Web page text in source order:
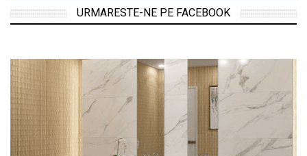
URMARESTE-NE PE FACEBOOK